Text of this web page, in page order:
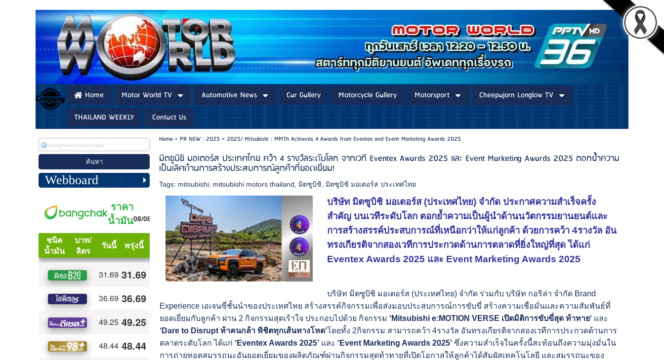
Home Motor World TV Automotive News Car Gallery Motorcycle Gallery Motorsport
Cheepajorn Longlow TV
THAILAND WEEKLY
Contact Us
Webboard
Home> PR NEW : 2025 > 2025/ Mitsubishi : MMTh Achieves 4 Awards from Eventex and Event Marketing Awards 2025
มิตซูบิชิ มอเตอร์ส ประเทศไทย คว้า 4 รางวัลระดับโลก จากเวที Eventex Awards 2025 และ Event Marketing Awards 2025 ตอกย้ำความ
เป็นเลิศด้านการสร้างประสบการณ์ลูกค้าที่ยอดเยี่ยม!
Tags: mitsubishi mitsubishi motors thailand ,มิตซูบิชิ ,มิตซูบิชิ มอเตอร์ส ประเทศไทย
บริษัท มิตซูบิชิ มอเตอร์ส (ประเทศไทย) จำกัด ประกาศความสำเร็จครั้ง
สำคัญบนเวทีระดับโลก ตอกย้ำความเป็นผู้นำด้านนวัตกรรมยานยนต์และ
การสร้างสรรค์ประสบการณ์ที่เหนือกว่าให้แก่ลูกค้า ด้วยการคว้า4รางวัล อัน
ทรงเกียรติจากสองเวทีการประกวดด้านการตลาดที่ยิ่งใหญ่ที่สุด ได้แก่
Eventex Awards 2025 และ Event Marketing Awards 2025
บริษัท มิตซูบิชิ มอเตอร์ส (ประเทศไทย) จำกัด ร่วมกับ บริษัท กอริล่า จำกัด Brand
Experience เอเจนซี่ชั้นนำของประเทศไทย สร้างสรรค์กิจกรรมเพื่อส่งมอบประสบการณ์การขับขี่ สร้างความเชื่อมั่นและความสัมพันธ์ที่
ยอดเยี่ยมกับลูกค้า ผ่าน 2 กิจกรรมสุดเร้าใจ ประกอบไปด้วย กิจกรรม ‘Mitsubishi e:MOTION VERSE เปิดมิติการขับขี่สุด ท้าทาย‘และ
‘Dare to Disruptท้าคนกล้า พิชิตทุกเส้นทางโหด‘โดยทั้ง 2กิจกรรม สามารถคว้า 4รางวัล อันทรงเกียรติจากสองเวทีการประกวดด้านการ
ตลาดระดับโลก ได้แก่ ‘Eventex Awards 2025’และ ‘Event Marketing Awards 2025’ซึ่งความสำเร็จในครั้งนี้สะท้อนถึงความมุ่งมั่นใน
การถ่ายทอดสมรรถนะอันยอดเยี่ยมของผลิตภัณฑ์ผ่านกิจกรรมสุดท้าทายที่เปิดโอกาสให้ลูกค้าได้สัมผัสเทคโนโลยี และสมรรถนะของ